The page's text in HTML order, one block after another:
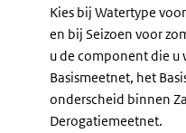
Kies bij Watertype
en bij Seizoen voor
u de component die u
Basismeetnet, het
onderscheid binnen
Derogatiemeetnet.